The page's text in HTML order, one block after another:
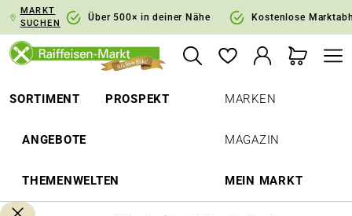
Zur Hauptnavigation springen
MARKT
SUCHEN
Über 500× in deiner Nähe Kostenlose
SORTIMENT PROSPEKT
ANGEBOTE
THEMENWELTEN
MARKEN
MAGAZIN
MEIN MARKT